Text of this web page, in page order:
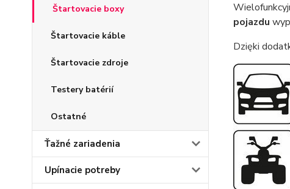
Štartovacie boxy
Štartovacie káble
Štartovacie zdroje
Testery batérií
Ostatné
Ťažné zariadenia
Upínacie potreby
pojazdu
Dzięki